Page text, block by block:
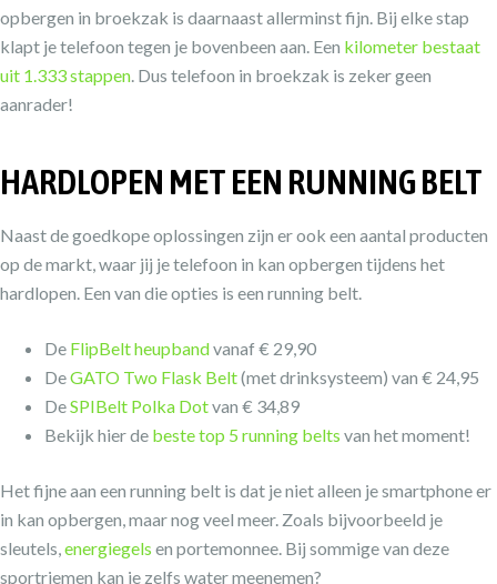
opbergen in broekzak is daarnaast allerminst fijn. Bij elke stap
klapt je telefoon tegen je bovenbeen aan. Een kilometer bestaat
uit 1.333 stappen . Dus telefoon in broekzak is zeker geen
aanrader!
HARDLOPEN MET EEN RUNNING BELT
Naast de goedkope oplossingen zijn er ook een aantal producten
op de markt, waar jij je telefoon in kan opbergen tijdens het
hardlopen. Een van die opties is een running belt.
De FlipBelt heupbandvanaf € 29,90
DeGATO Two Flask Belt(met drinksysteem) van € 24,95
DeSPIBelt Polka Dotvan € 34,89
Bekijk hier de beste top 5 running belts van het moment!
Het fijne aan een running belt is dat je niet alleen je smartphone er
in kan opbergen, maar nog veel meer. Zoals bijvoorbeeld je
sleutels,energiegels en portemonnee. Bij sommige van deze
sportriemen kan je zelfs water meenemen?